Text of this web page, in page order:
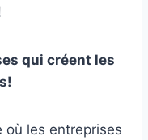
qui créent les
où les entreprises